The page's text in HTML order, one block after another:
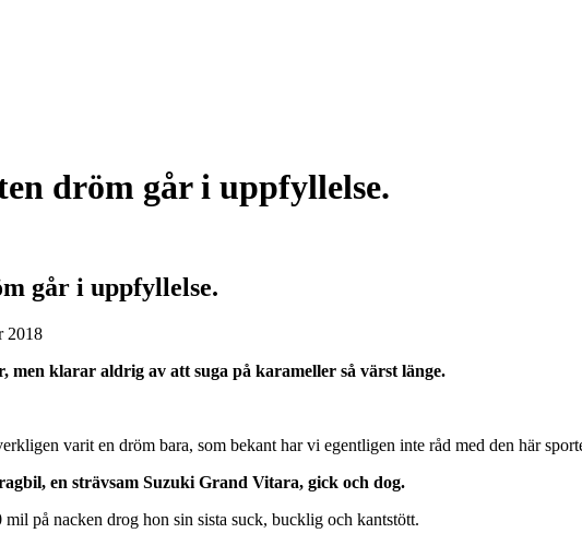
dröm går i uppfyllelse.
går i uppfyllelse.
2018
men klarar aldrig av att suga på karameller så värst länge.
varit en dröm bara, som bekant har vi egentligen inte råd med den här
en strävsam Suzuki Grand Vitara, gick och dog.
på nacken drog hon sin sista suck, bucklig och kantstött.